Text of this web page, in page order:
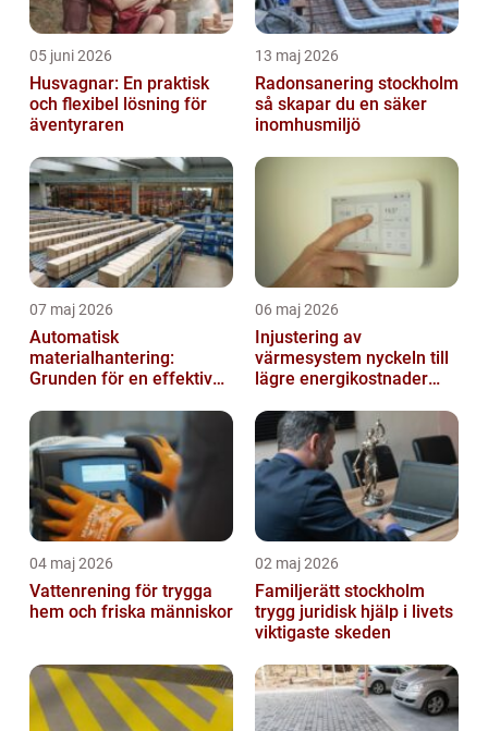
05 juni 2026
Husvagnar: En praktisk
och flexibel lösning för
äventyraren
13 maj 2026
Radonsanering stockholm
så skapar du en säker
inomhusmiljö
07 maj 2026
Automatisk
materialhantering:
Grunden för en effektiv
06 maj 2026
Injustering av
värmesystem nyckeln till
lägre energikostnader
inomhusklimat
04 maj 2026
Vattenrening för trygga
hem och friska människor
02 maj 2026
Familjerätt stockholm
trygg juridisk hjälp i livets
viktigaste skeden